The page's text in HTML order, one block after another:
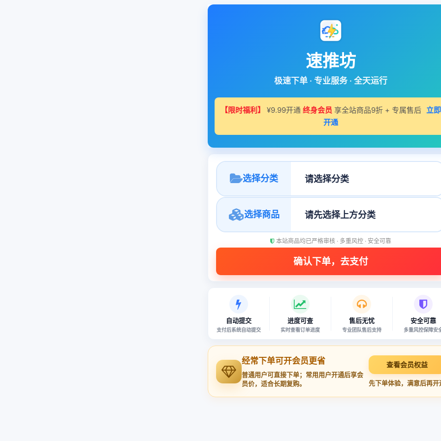
速推坊
极速下单 · 专业服务 · 全天运行
【限时福利】 ¥9.99开通 终身会员 享全站商品9折 + 专属售后 立即
开通
选择分类
选择商品
本站商品均已严格审核 · 多重风控 · 安全可靠
自动提交
支付后系统自动提交
进度可查
实时查看订单进度
售后无忧
专业团队售后支持
安全可靠
多重风控保障安
经常下单可开会员更省
普通用户可直接下单；常用用户开通后享会
员价，适合长期复购。
查看会员权益
先下单体验，满意后再开